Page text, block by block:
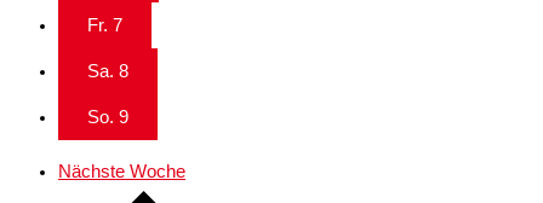
Fr. 7
Sa. 8
So. 9
Nächste Woche